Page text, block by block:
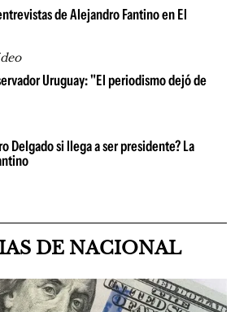
de Alejandro Fantino en El
Uruguay: "El periodismo dejó de
Delgado si llega a ser presidente? La
DE NACIONAL